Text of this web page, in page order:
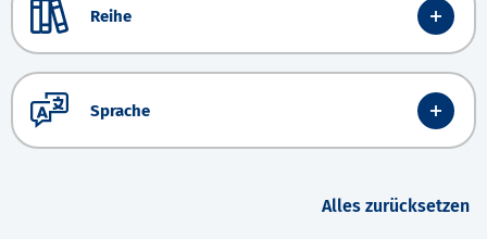
Reihe
Sprache
Alles zurücksetzen